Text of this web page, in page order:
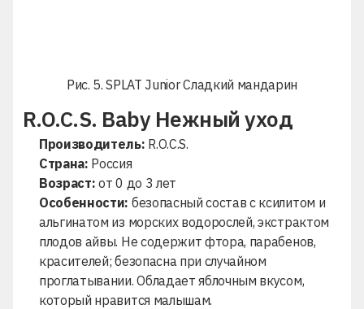
Рис. 5. SPLAT Junior Сладкий мандарин
R.O.C.S. Baby Нежный уход
Производитель: R.O.C.S.
Страна: Россия
Возраст:от 0 до 3 лет
Особенности: безопасный состав с ксилитом и
альгинатом из морских водорослей, экстрактом
плодов айвы. Не содержит фтора, парабенов,
красителей; безопасна при случайном
проглатывании. Обладает яблочным вкусом,
который нравится малышам.